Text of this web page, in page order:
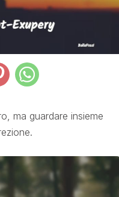
ma guardare insieme